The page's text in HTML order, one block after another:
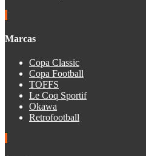
Marcas
Copa Classic
Copa Football
TOFFS
Le Coq Sportif
Okawa
Retrofootball